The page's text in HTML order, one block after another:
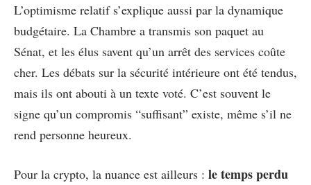
L’optimisme relatif s’explique aussi par la dynamique
budgétaire. La Chambre a transmis son paquet au
Sénat, et les élus savent qu’un arrêt des services coûte
cher. Les débats sur la sécurité intérieure ont été tendus,
mais ils ont abouti à un texte voté. C’est souvent le
signe qu’un compromis “suffisant” existe, même s’il ne
rend personne heureux.
Pour la crypto, la nuance est ailleurs : le temps perdu